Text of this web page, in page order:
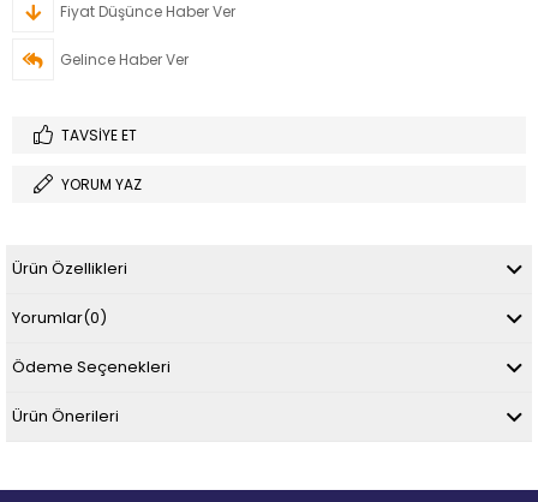
Fiyat Düşünce Haber Ver
Gelince Haber Ver
TAVSIYE ET
YORUM YAZ
Ürün Özellikleri
Yorumlar(0)
Ödeme Seçenekleri
Ürün Önerileri